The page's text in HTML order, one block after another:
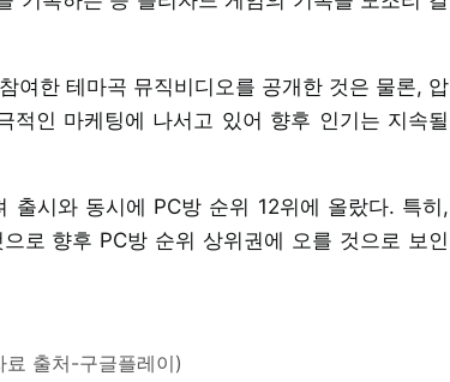
여한 테마곡 뮤직비디오를 공개한 것은 물론, 압
인 마케팅에 나서고 있어 향후 인기는 지속될
시와 동시에 PC방 순위 12위에 올랐다. 특히,
로 향후 PC방 순위 상위권에 오를 것으로 보인
출처-구글플레이)